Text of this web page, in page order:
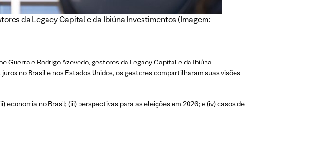
da Legacy Capital e da Ibiúna Investimentos (Imagem:
Guerra e Rodrigo Azevedo, gestores da Legacy Capital e da Ibiúna
no Brasil e nos Estados Unidos, os gestores compartilharam suas visões
no Brasil; (iii) perspectivas para as eleições em 2026; e (iv) casos de